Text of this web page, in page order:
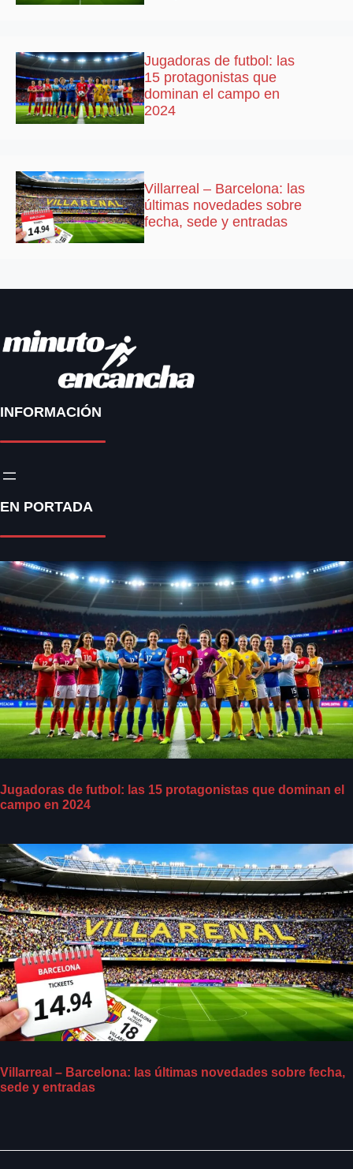
Jugadoras de futbol: las
15 protagonistas que
dominan el campo en
2024
Villarreal – Barcelona: las
últimas novedades sobre
fecha, sede y entradas
INFORMACIÓN
EN PORTADA
Jugadoras de futbol: las 15 protagonistas que dominan el
campo en 2024
Villarreal – Barcelona: las últimas novedades sobre fecha,
sede y entradas